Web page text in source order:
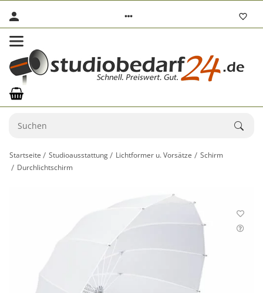
Startseite Studioausstattung Lichtformer u. Vorsätze
Schirm
Durchlichtschirm